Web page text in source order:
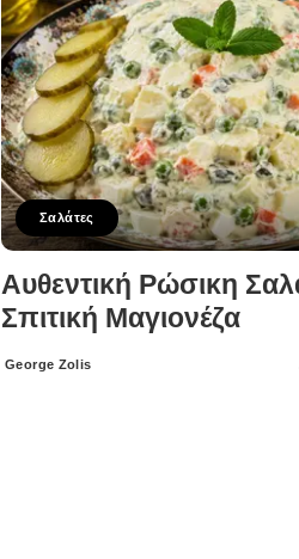
Σαλάτες
Αυθεντική Ρώσικη
Σπιτική Μαγιονέζα
Posted
George Zolis